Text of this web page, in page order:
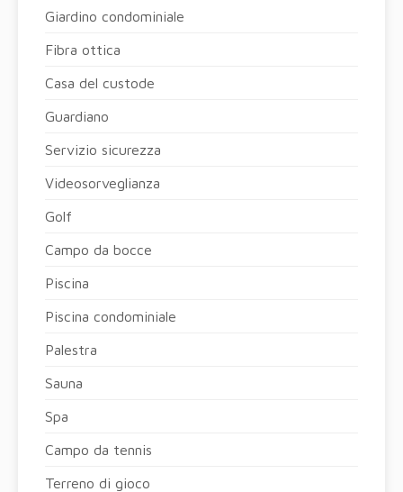
Giardino condominiale
Fibra ottica
Casa del custode
Guardiano
Servizio sicurezza
Videosorveglianza
Golf
Campo da bocce
Piscina
Piscina condominiale
Palestra
Sauna
Spa
Campo da tennis
Terreno di gioco